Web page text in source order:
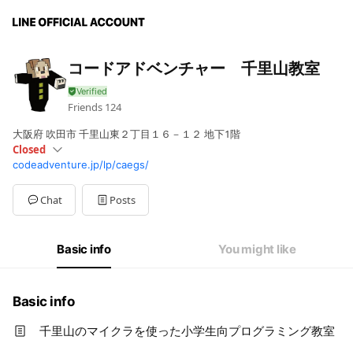
コードアドベンチャー 千里山教室
Friends 124
大阪府 吹田市 千里山東２丁目１６－１２ 地下1階
Closed
SunClosed
MonClosed
Tue16:00 - 18:00
WedClosed
14:00 - 17:00
codeadventure.jp/lp/caegs/
Chat Posts
Basic info You might like
Basic info
千里山のマイクラを使った小学生向プログラミング教室